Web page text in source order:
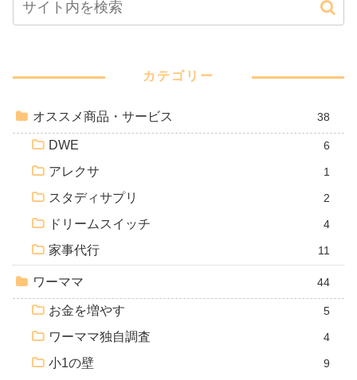
カテゴリー
オススメ商品・サービス 38
DWE 6
アレクサ 1
スタディサプリ 2
ドリームスイッチ 4
家事代行 11
ワーママ 44
お金を増やす 5
ワーママ独自調査 4
小1の壁 9